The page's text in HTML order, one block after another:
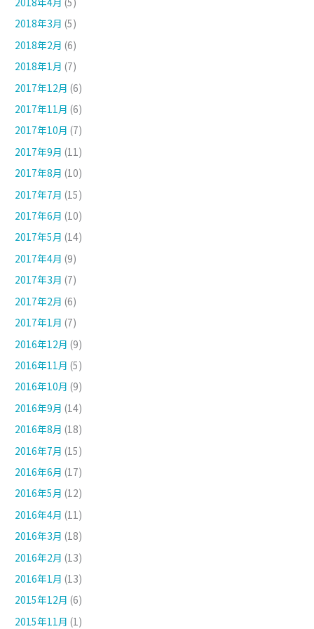
2018年3月 (5)
2018年2月 (6)
2018年1月 (7)
2017年12月 (6)
2017年11月 (6)
2017年10月 (7)
2017年9月 (11)
2017年8月 (10)
2017年7月 (15)
2017年6月 (10)
2017年5月 (14)
2017年4月 (9)
2017年3月 (7)
2017年2月 (6)
2017年1月 (7)
2016年12月 (9)
2016年11月 (5)
2016年10月 (9)
2016年9月 (14)
2016年8月 (18)
2016年7月 (15)
2016年6月 (17)
2016年5月 (12)
2016年4月 (11)
2016年3月 (18)
2016年2月 (13)
2016年1月 (13)
2015年12月 (6)
2015年11月 (1)